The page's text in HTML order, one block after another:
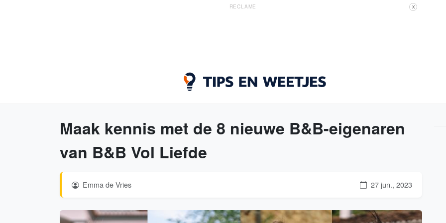
RECLAME X
Maak kennis met de 8 nieuwe B&B-eigenaren
van B&B Vol Liefde
Emma de Vries 27 jun., 2023